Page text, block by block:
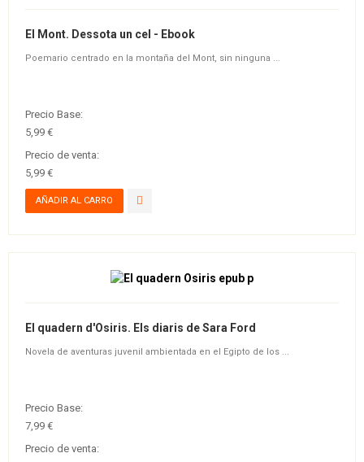
El Mont. Dessota un cel - Ebook
Poemario centrado en la montaña del Mont, sin ninguna ...
Precio Base:
5,99 €
Precio de venta:
5,99 €
El quadern d'Osiris. Els diaris de Sara Ford
Novela de aventuras juvenil ambientada en el Egipto de los ...
Precio Base:
7,99 €
Precio de venta: